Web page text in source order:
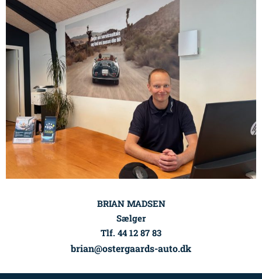
BRIAN MADSEN
Sælger
Tlf. 44 12 87 83
brian@ostergaards-auto.dk